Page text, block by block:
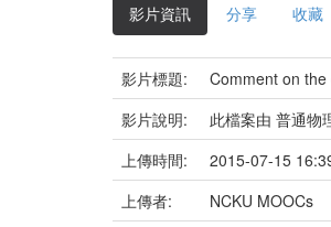
影片資訊 分享 收藏
影片標題:
Comment on
影片說明:
此檔案由 普通物
上傳時間:
2015-07-15
上傳者:
NCKU MOOCs